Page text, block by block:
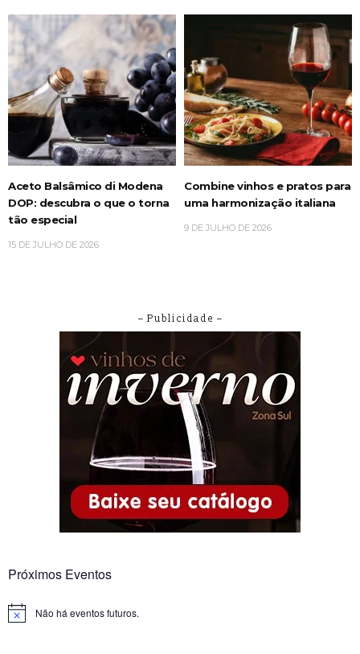
Aceto Balsâmico di Modena
DOP: descubra o que o torna
tão especial
15 DE JULHO DE 2026
Combine vinhos e pratos para
uma harmonização italiana
9 DE JULHO DE 2026
– Publicidade –
Próximos Eventos
Notice Não há eventos futuros.